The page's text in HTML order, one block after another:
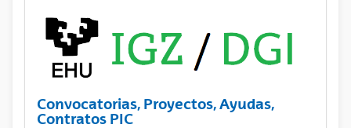
Convocatorias, Proyectos, Ayudas,
Contratos PIC